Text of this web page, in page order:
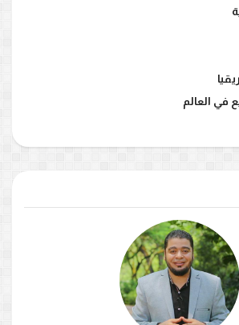
في العالم